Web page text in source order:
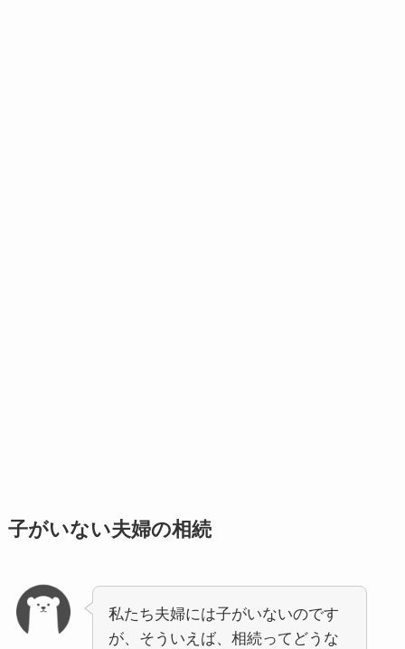
子がいない夫婦の相続
私たち夫婦には子がいないのです
が、そういえば、相続ってどうな